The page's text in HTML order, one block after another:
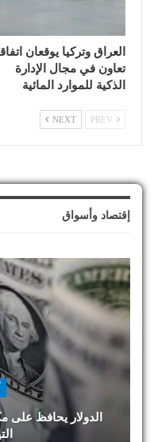
العراق وتركيا يوقعان
تعاون في مجال الإدارة
الذكية للموارد المائية
NEXT
إقتصاد وأسواق
الدولار يحافظ على